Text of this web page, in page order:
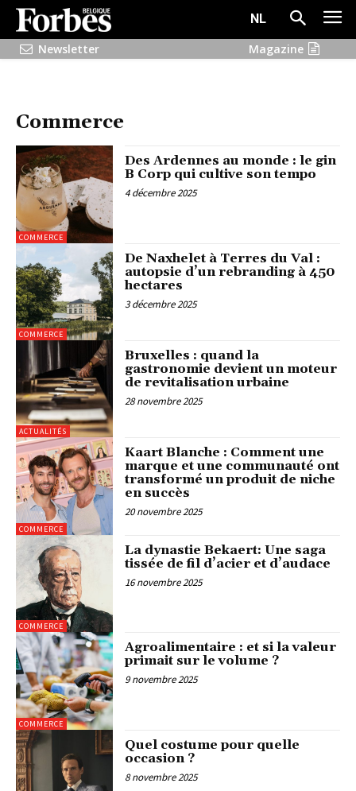
NL
Newsletter
Magazine
Commerce
COMMERCE
Des Ardennes au monde : le gin
B Corp qui cultive son tempo
4 décembre 2025
COMMERCE
De Naxhelet à Terres du Val :
autopsie d’un rebranding à 450
hectares
3 décembre 2025
ACTUALITÉS
Bruxelles : quand la
gastronomie devient un moteur
de revitalisation urbaine
28 novembre 2025
COMMERCE
Kaart Blanche : Comment une
marque et une communauté ont
transformé un produit de niche
en succès
20 novembre 2025
COMMERCE
La dynastie Bekaert: Une saga
tissée de fil d’acier et d’audace
16 novembre 2025
COMMERCE
Agroalimentaire : et si la valeur
primait sur le volume ?
9 novembre 2025
Quel costume pour quelle
occasion ?
8 novembre 2025